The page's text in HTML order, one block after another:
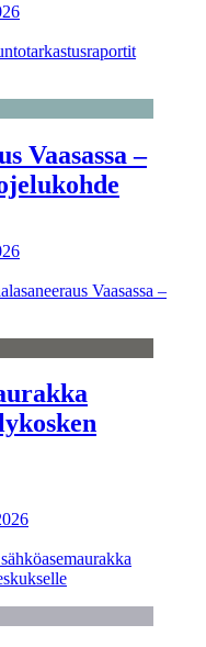
Vaasassa –
Vaasassa –